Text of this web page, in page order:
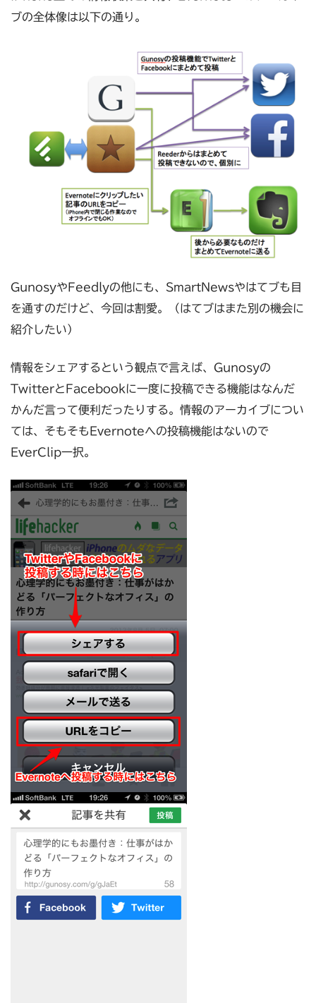
ブの全体像は以下の通り。
GunosyやFeedlyの他にも、SmartNewsやはてブも目
を通すのだけど、今回は割愛。（はてブはまた別の機会に
紹介したい）
情報をシェアするという観点で言えば、Gunosyの
TwitterとFacebookに一度に投稿できる機能はなんだ
かんだ言って便利だったりする。情報のアーカイブについ
ては、そもそもEvernoteへの投稿機能はないので
EverClip一択。